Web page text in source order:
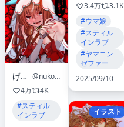
げるଳ
@nukoleg
4万
4K
#スティル
インラブ
3.4万
3.1K
#ウマ娘
#スティル
インラブ
#ヤマニン
ゼファー
2025/09/10
イラスト